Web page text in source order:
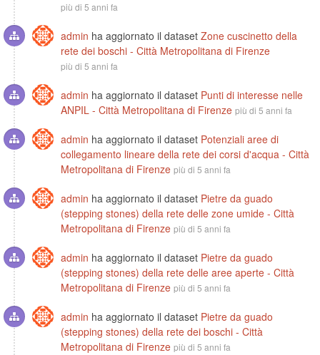
più di 5 anni fa
admin ha aggiornato il dataset Zone cuscinetto della
rete dei boschi - Città Metropolitana di Firenze
più di 5 anni fa
admin ha aggiornato il dataset Punti di interesse nelle
ANPIL - Città Metropolitana di Firenze più di 5 anni fa
admin ha aggiornato il dataset Potenziali aree di
collegamento lineare della rete dei corsi d'acqua - Città
Metropolitana di Firenze più di 5 anni fa
admin ha aggiornato il dataset Pietre da guado
(stepping stones) della rete delle zone umide - Città
Metropolitana di Firenze più di 5 anni fa
admin ha aggiornato il dataset Pietre da guado
(stepping stones) della rete delle aree aperte - Città
Metropolitana di Firenze più di 5 anni fa
admin ha aggiornato il dataset Pietre da guado
(stepping stones) della rete dei boschi - Città
Metropolitana di Firenze più di 5 anni fa